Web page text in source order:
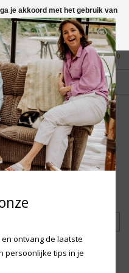
58 250 1503
0
FYSIEKE WINKEL
in Mantgum (frl)
je akkoord met het gebruik van
Dit bericht verbergen
»
ontvang de laatste
persoonlijke tips in je